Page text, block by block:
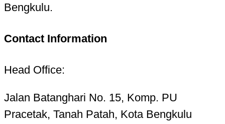
Bengkulu.
Contact Information
Head Office:
Jalan Batanghari No. 15, Komp. PU
Pracetak, Tanah Patah, Kota Bengkulu